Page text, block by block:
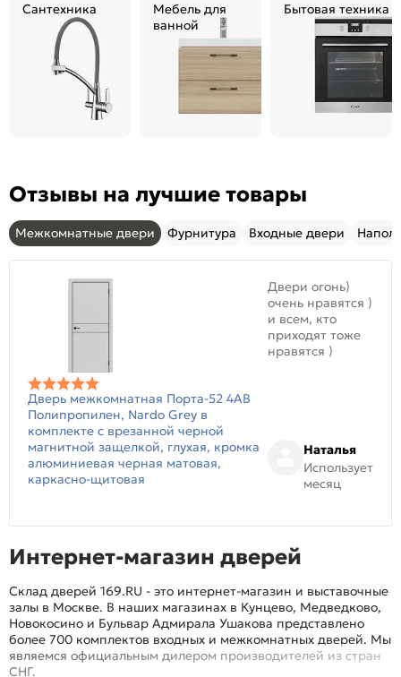
Сантехника
Мебель для
ванной
Бытовая техника
Отзывы на лучшие товары
Межкомнатные двери Фурнитура Входные двери
Дверь межкомнатная Порта-52 4AB
Полипропилен, Nardo Grey в
комплекте с врезанной черной
магнитной защелкой, глухая, кромка
алюминиевая черная матовая,
каркасно-щитовая
Двери огонь)
очень нравятся )
и всем, кто
приходят тоже
нравятся )
Наталья
Использует
месяц
Интернет-магазин дверей
Склад дверей 169.RU - это интернет-магазин и выставочные
залы в Москве. В наших магазинах в Кунцево, Медведково,
Новокосино и Бульвар Адмирала Ушакова представлено
более 700 комплектов входных и межкомнатных дверей. Мы
являемся официальным дилером производителей из стран
СНГ.